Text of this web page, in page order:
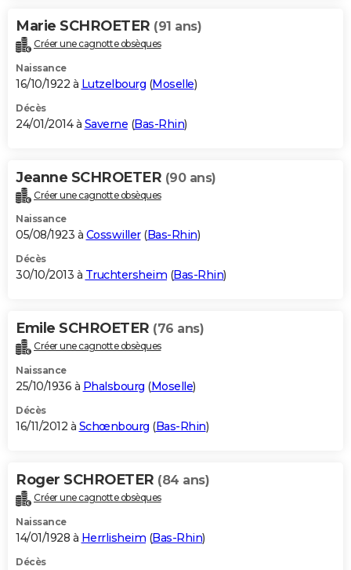
Marie SCHROETER (91 ans)
Créer une cagnotte obsèques
Naissance
16/10/1922 à Lutzelbourg (Moselle)
Décès
24/01/2014 à Saverne (Bas-Rhin)
Jeanne SCHROETER (90 ans)
Créer une cagnotte obsèques
Naissance
05/08/1923 à Cosswiller(Bas-Rhin)
Décès
30/10/2013 à Truchtersheim (Bas-Rhin)
Emile SCHROETER (76 ans)
Créer une cagnotte obsèques
Naissance
25/10/1936 à Phalsbourg (Moselle)
Décès
16/11/2012 à Schœnbourg (Bas-Rhin)
Roger SCHROETER (84 ans)
Créer une cagnotte obsèques
Naissance
14/01/1928 à Herrlisheim (Bas-Rhin)
Décès